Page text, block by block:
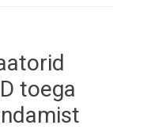
toega